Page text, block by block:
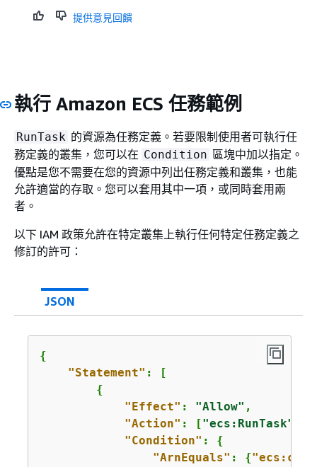
提供意見回饋
執行 Amazon ECS 任務範例
RunTask 的資源為任務定義。若要限制使用者可執行任
務定義的叢集，您可以在 Condition 區塊中加以指定。
優點是您不需要在您的資源中列出任務定義和叢集，也能
允許適當的存取。您可以套用其中一項，或同時套用兩
者。
以下 IAM 政策允許在特定叢集上執行任何特定任務定義之
修訂的許可：
JSON
{
"Statement" : [
{
"Effect" : "Allow" ,
"Action" : ["ecs:RunTask"
"Condition" : {
"ArnEquals" : {